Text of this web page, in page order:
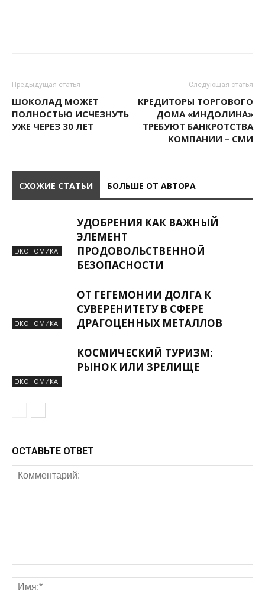
Предыдущая статья
ШОКОЛАД МОЖЕТ
ПОЛНОСТЬЮ ИСЧЕЗНУТЬ
УЖЕ ЧЕРЕЗ 30 ЛЕТ
Следующая статья
КРЕДИТОРЫ ТОРГОВОГО
ДОМА «ИНДОЛИНА»
ТРЕБУЮТ БАНКРОТСТВА
КОМПАНИИ – СМИ
СХОЖИЕ СТАТЬИ БОЛЬШЕ ОТ АВТОРА
ЭКОНОМИКА
УДОБРЕНИЯ КАК ВАЖНЫЙ
ЭЛЕМЕНТ
ПРОДОВОЛЬСТВЕННОЙ
БЕЗОПАСНОСТИ
ЭКОНОМИКА
ОТ ГЕГЕМОНИИ ДОЛГА К
СУВЕРЕНИТЕТУ В СФЕРЕ
ДРАГОЦЕННЫХ МЕТАЛЛОВ
ЭКОНОМИКА
КОСМИЧЕСКИЙ ТУРИЗМ:
РЫНОК ИЛИ ЗРЕЛИЩЕ
ОСТАВЬТЕ ОТВЕТ